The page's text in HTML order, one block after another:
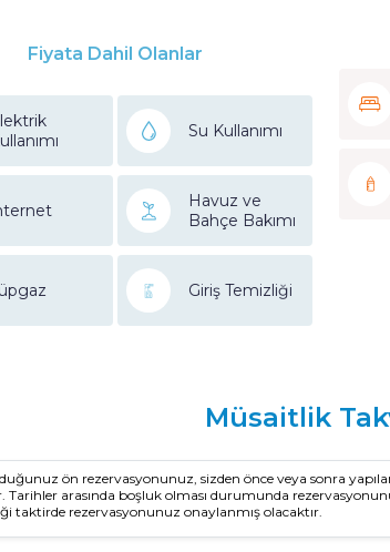
Fiyata Dahil Olanlar
Su Kullanımı
Havuz ve
Bahçe Bakımı
Giriş Temizliği
Müsaitlik
ön rezervasyonunuz, sizden önce veya sonra
Tarihler arasında boşluk olması durumunda
taktirde rezervasyonunuz onaylanmış olacaktır.